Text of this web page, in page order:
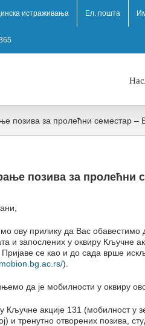
истраживања Ел. пошта
позива за пролећни семестар –
позива за пролећни
ову прилику да Вас
и запослених у оквиру Кључне
Пријаве се као и до сада врше
).
да је мобилности у оквиру
Кључне акције 131 (мобилност у
и тренутно отворених позива,